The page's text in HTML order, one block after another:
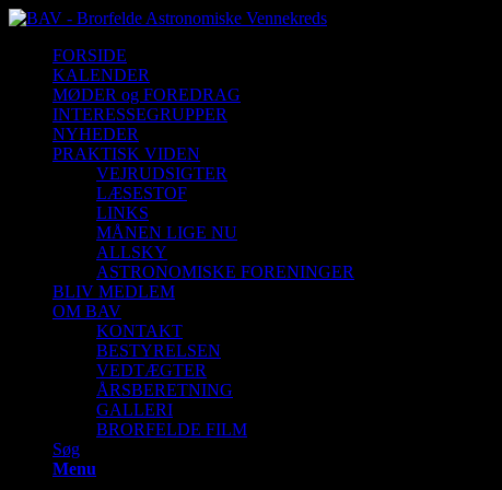
FORSIDE
KALENDER
MØDER og FOREDRAG
INTERESSEGRUPPER
NYHEDER
PRAKTISK VIDEN
VEJRUDSIGTER
LÆSESTOF
LINKS
MÅNEN LIGE NU
ALLSKY
ASTRONOMISKE FORENINGER
BLIV MEDLEM
OM BAV
KONTAKT
BESTYRELSEN
VEDTÆGTER
ÅRSBERETNING
GALLERI
BRORFELDE FILM
Søg
Menu